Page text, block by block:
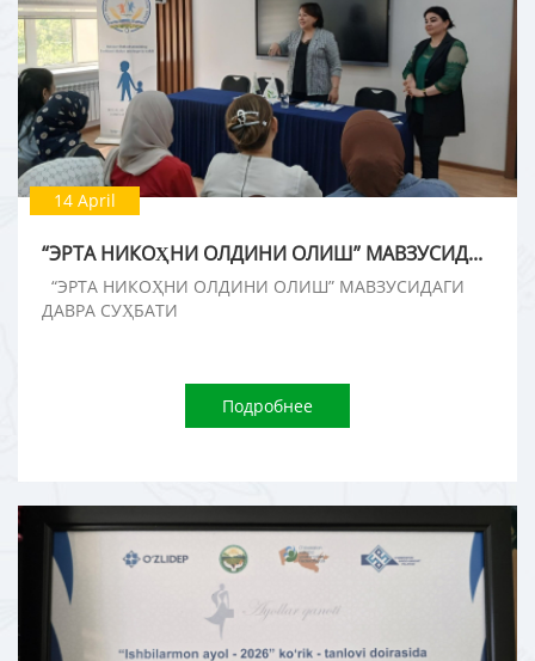
14 April
“ЭРТА НИКОҲНИ ОЛДИНИ ОЛИШ” МАВЗУСИДАГИ ДАВРА СУҲБАТИ
“ЭРТА НИКОҲНИ ОЛДИНИ ОЛИШ” МАВЗУСИДАГИ
ДАВРА СУҲБАТИ
Подробнее